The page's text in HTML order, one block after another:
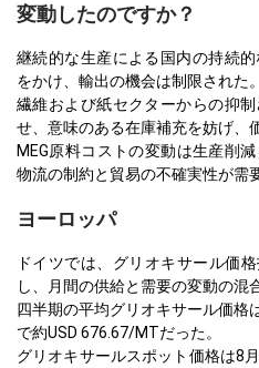
変動したのですか？
継続的な生産による国内の持続
をかけ、輸出の機会は制限された。
繊維および紙セクターからの抑
せ、意味のある在庫補充を妨げ、
MEG原料コストの変動は生産削
物流の制約と貿易の不確実性が需
ヨーロッパ
ドイツでは、グリオキサール価
し、月間の供給と需要の変動の混
四半期の平均グリオキサール価格
で約USD 676.67/MTだった。
グリオキサールスポット価格は8